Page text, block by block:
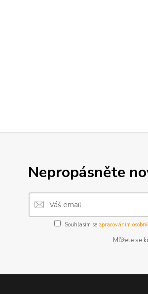
Nepropásněte
Souhlasím se zpracováním
Můžete se